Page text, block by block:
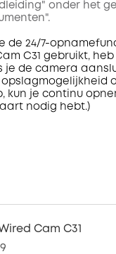
onder het
de 24/7-
C31 gebruikt, heb
je de camera
kun je continu
nodig hebt.)
Cam C31